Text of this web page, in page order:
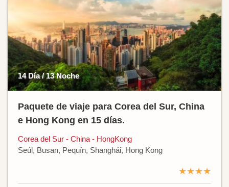
14 Día / 13 Noche
Paquete de viaje para Corea del Sur, China
e Hong Kong en 15 días.
Corea del Sur - China - HongKong
Seúl, Busan, Pequín, Shanghái, Hong Kong
★★★★